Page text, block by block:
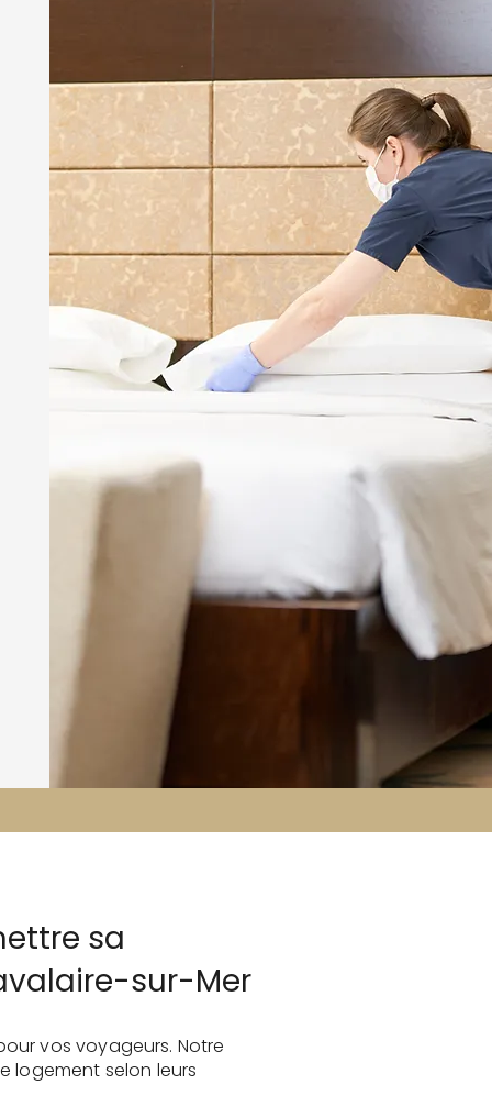
sa
sur-Mer
vos voyageurs. Notre
logement selon leurs